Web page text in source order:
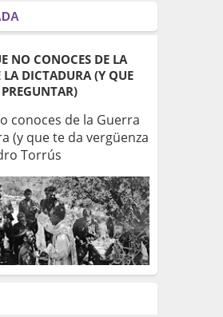
NO CONOCES DE LA
LA DICTADURA (Y QUE
conoces de la Guerra
(y que te da vergüenza
Torrús